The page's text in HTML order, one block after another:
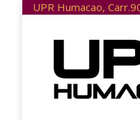
UPR Humacao,